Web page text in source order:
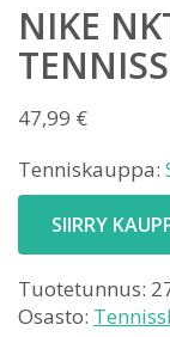
NIKE
47,99 €
Tenniskauppa:
SIIRRY
Tuotetunnus:
Osasto: